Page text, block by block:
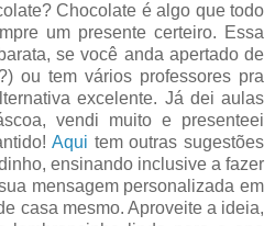
Chocolate é algo que todo
um presente certeiro. Essa
se você anda apertado de
ou tem vários professores pra
excelente. Já dei aulas
vendi muito e presenteei
Aqui tem outras sugestões
ensinando inclusive a fazer
mensagem personalizada em
casa mesmo. Aproveite a ideia,